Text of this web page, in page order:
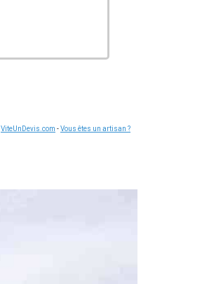
ViteUnDevis.com -Vous êtes un artisan ?